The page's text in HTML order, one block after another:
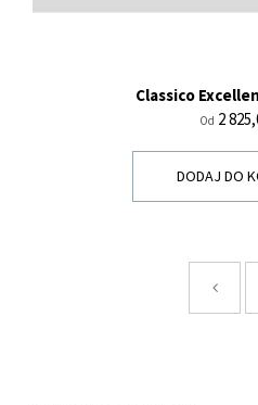
Classico
Od Cena
2
DODAJ DO